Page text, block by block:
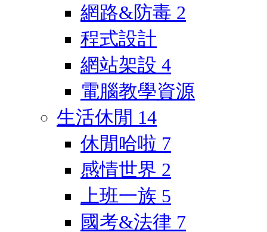
網路&防毒 2
程式設計
網站架設 4
電腦教學資源
生活休閒 14
休閒哈啦 7
感情世界 2
上班一族 5
國考&法律 7